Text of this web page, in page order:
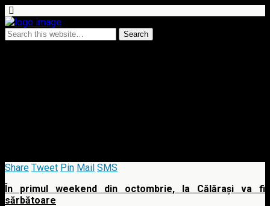
Share Tweet Pin Mail SMS
În primul weekend din octombrie, la Călărași va fi
sărbătoare